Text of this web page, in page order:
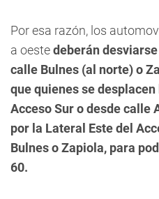
Por esa razón, los
a oestedeberán
calle Bulnes (al norte) o
que quienes se desplacen
Acceso Sur o desde calle
por la Lateral Este del
Bulnes o Zapiola, para
60.